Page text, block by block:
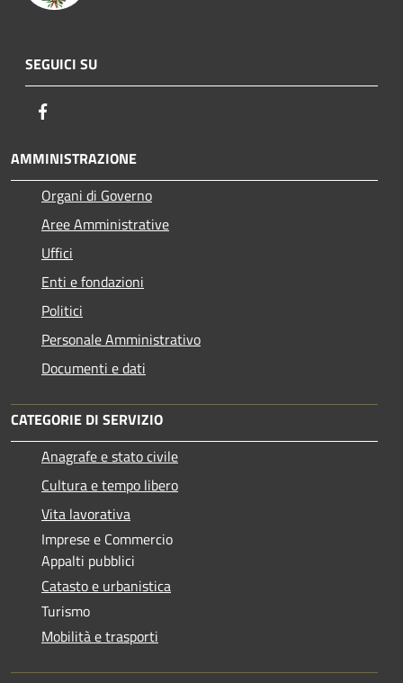
SEGUICI SU
AMMINISTRAZIONE
Organi di Governo
Aree Amministrative
Uffici
Enti e fondazioni
Politici
Personale Amministrativo
Documenti e dati
CATEGORIE DI SERVIZIO
Anagrafe e stato civile
Cultura e tempo libero
Vita lavorativa
Imprese e Commercio
Appalti pubblici
Catasto e urbanistica
Turismo
Mobilità e trasporti